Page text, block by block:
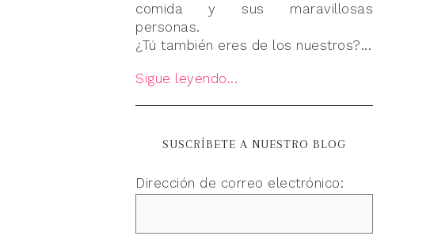
comida y sus maravillosas
personas.
¿Tú también eres de los nuestros?...
Sigue leyendo...
SUSCRÍBETE A NUESTRO BLOG
Dirección de correo electrónico: